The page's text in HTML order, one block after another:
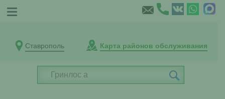
Ставрополь Карта районов обслуживания